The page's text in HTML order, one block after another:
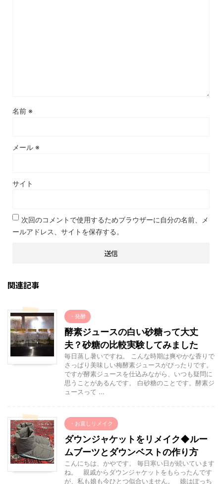
名前 ※
メール ※
サイト
次回のコメントで使用するためブラウザーに自分の名前、メ
ールアドレス、サイトを保存する。
関連記事
・発酵
酵素ジュースの白い砂糖って大丈
夫？砂糖の比較実験してみました
毎日蒸し暑いですね。 こんな時期は爽やかな香りで
さっぱり美味しい梅酵素ジュースがぴったりです。
ですが酵素ジュースを仕込みながら、いつも疑問に
思うことがあるんです。 白砂糖のことです。酵素ジ
ュースって ...
・お直しリメイク
ダウンジャケットをリメイク◆ルー
ムブーツとダウンベストの作り方
こんにちは、かやです。 毎日寒い日が続いています
ね。 親戚からダウンジャケットをもらったんです
が、私も娘も今ひとつ似合いません。 娘はぽっち